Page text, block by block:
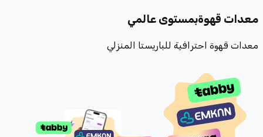
معدات قهوةبمستوى عالمي
معدات قهوة احترافية للباريستا المنزلي